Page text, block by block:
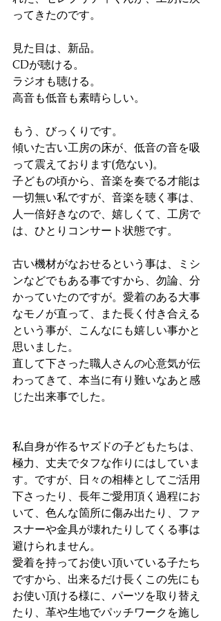
ってきたのです。
見た目は、新品。
CDが聴ける。
ラジオも聴ける。
高音も低音も素晴らしい。
もう、びっくりです。
傾いた古い工房の床が、低音の音を吸
って震えております(危ない)。
子どもの頃から、音楽を奏でる才能は
一切無い私ですが、音楽を聴く事は、
人一倍好きなので、嬉しくて、工房で
は、ひとりコンサート状態です。
古い機材がなおせるという事は、ミシ
ンなどでもある事ですから、勿論、分
かっていたのですが。愛着のある大事
なモノが直って、また長く付き合える
という事が、こんなにも嬉しい事かと
思いました。
直して下さった職人さんの心意気が伝
わってきて、本当に有り難いなあと感
じた出来事でした。
私自身が作るヤズドの子どもたちは、
極力、丈夫でタフな作りにはしていま
す。ですが、日々の相棒としてご活用
下さったり、長年ご愛用頂く過程にお
いて、色んな箇所に傷み出たり、ファ
スナーや金具が壊れたりしてくる事は
避けられません。
愛着を持ってお使い頂いている子たち
ですから、出来るだけ長くこの先にも
お使い頂ける様に、パーツを取り替え
たり、革や生地でパッチワークを施し